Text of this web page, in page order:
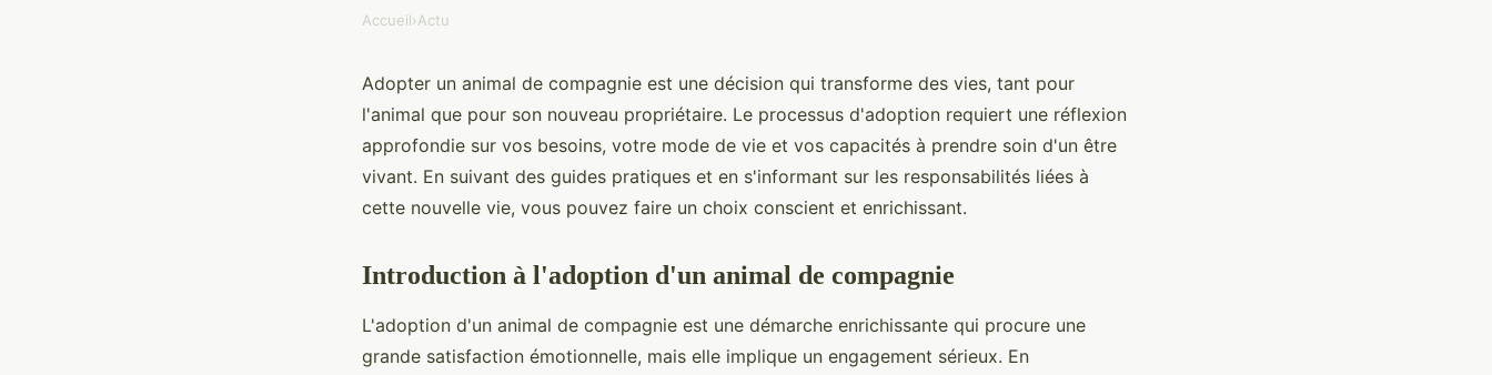
Adoption d'un animal de compagnie :
guides et conseils pratiques
Accueil›Actu
Adopter un animal de compagnie est une décision qui transforme des vies, tant pour
l'animal que pour son nouveau propriétaire. Le processus d'adoption requiert une réflexion
approfondie sur vos besoins, votre mode de vie et vos capacités à prendre soin d'un être
vivant. En suivant des guides pratiques et en s'informant sur les responsabilités liées à
cette nouvelle vie, vous pouvez faire un choix conscient et enrichissant.
Introduction à l'adoption d'un animal de compagnie
L'adoption d'un animal de compagnie est une démarche enrichissante qui procure une
grande satisfaction émotionnelle, mais elle implique un engagement sérieux. En